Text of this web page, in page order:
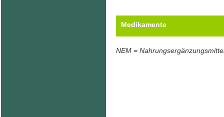
Medikamente
NEM =